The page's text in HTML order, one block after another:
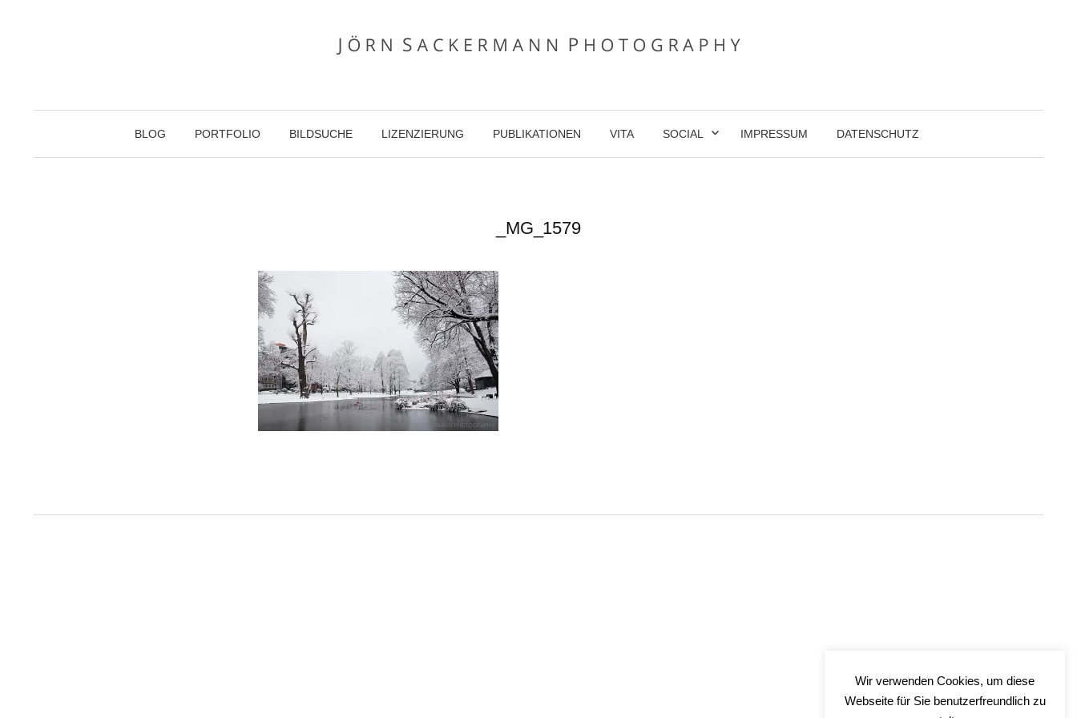
BLOG PORTFOLIO BILDSUCHE LIZENZIERUNG PUBLIKATIONEN VITA SOCIAL IMPRESSUM DATENSCHUTZ
_MG_1579
Wir verwenden Cookies, um diese
Webseite für Sie benutzerfreundlich zu